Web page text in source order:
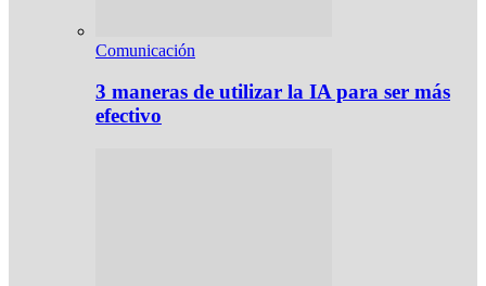
Comunicación
3 maneras de utilizar la IA para ser más
efectivo